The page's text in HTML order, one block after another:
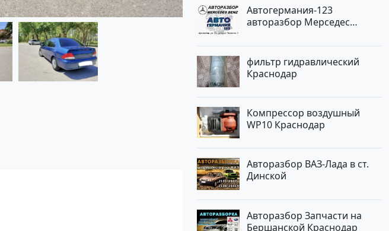
Автогермания-123
авторазбор Мерседес
фильтр гидравлический
Краснодар
Компрессор воздушный
WP10 Краснодар
Авторазбор ВАЗ-Лада в ст.
Динской
Авторазбор Запчасти на
Бершанской Краснодар